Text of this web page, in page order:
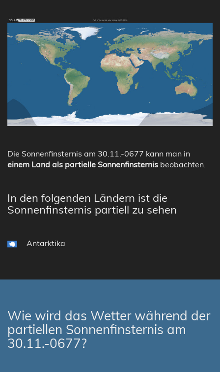
Die Sonnenfinsternis am 30.11.-0677 kann man in
einem Land als partielle Sonnenfinsternis beobachten.
In den folgenden Ländern ist die
Sonnenfinsternis partiell zu sehen
Antarktika
Wie wird das Wetter während der
partiellen Sonnenfinsternis am
30.11.-0677?